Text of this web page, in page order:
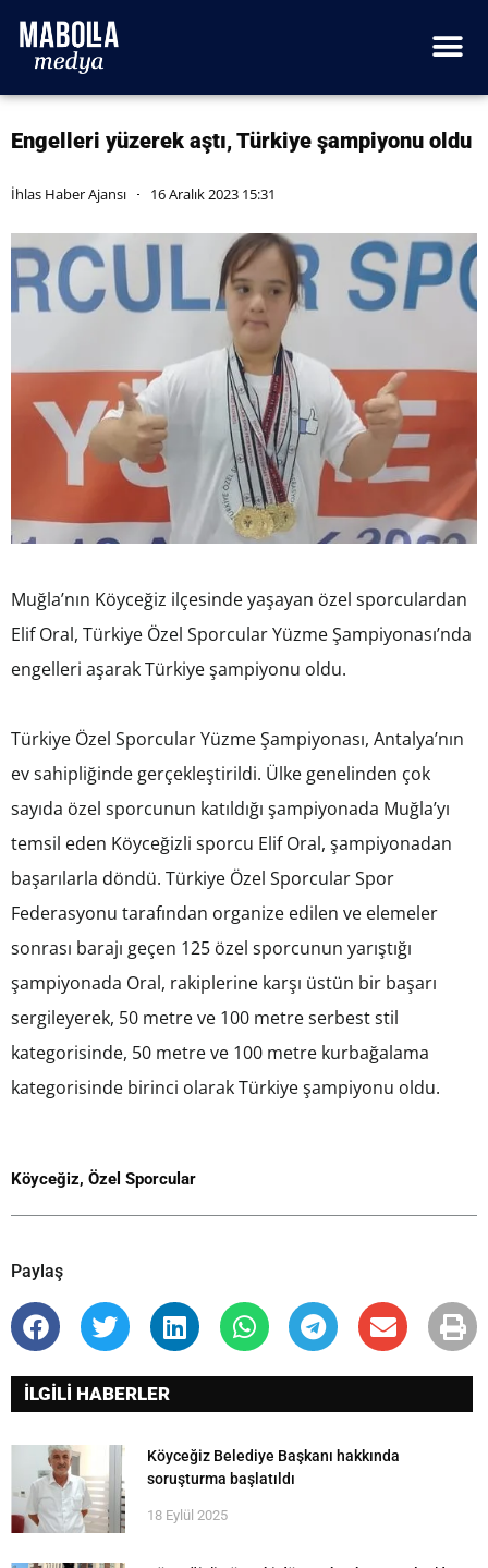
Engelleri yüzerek aştı, Türkiye şampiyonu oldu
İhlas Haber Ajansı 16 Aralık 2023 15:31
Muğla’nın Köyceğiz ilçesinde yaşayan özel sporculardan
Elif Oral, Türkiye Özel Sporcular Yüzme Şampiyonası’nda
engelleri aşarak Türkiye şampiyonu oldu.
Türkiye Özel Sporcular Yüzme Şampiyonası, Antalya’nın
ev sahipliğinde gerçekleştirildi. Ülke genelinden çok
sayıda özel sporcunun katıldığı şampiyonada Muğla’yı
temsil eden Köyceğizli sporcu Elif Oral, şampiyonadan
başarılarla döndü. Türkiye Özel Sporcular Spor
Federasyonu tarafından organize edilen ve elemeler
sonrası barajı geçen 125 özel sporcunun yarıştığı
şampiyonada Oral, rakiplerine karşı üstün bir başarı
sergileyerek, 50 metre ve 100 metre serbest stil
kategorisinde, 50 metre ve 100 metre kurbağalama
kategorisinde birinci olarak Türkiye şampiyonu oldu.
Köyceğiz, Özel Sporcular
Paylaş
İLGİLİ HABERLER
Köyceğiz Belediye Başkanı hakkında
soruşturma başlatıldı
18 Eylül 2025